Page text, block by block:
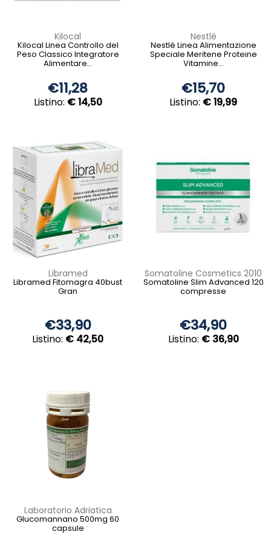
Kilocal
Kilocal Linea Controllo del
Peso Classico Integratore
Alimentare...
€11,28
Listino: € 14,50
Nestlé
Nestlé Linea Alimentazione
Speciale Meritene Proteine
Vitamine...
€15,70
Listino: € 19,99
Libramed
Libramed Fitomagra 40bust
Gran
€33,90
Listino: € 42,50
Somatoline Cosmetics 2010
Somatoline Slim Advanced 120
compresse
€34,90
Listino: € 36,90
Laboratorio Adriatica
Glucomannano 500mg 60
capsule